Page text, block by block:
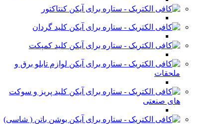
کنتاکتور
کلید گردان
کلید کمپکت
لوازم تابلو برق و
ملحقات
کلید پریز و سوکت
های صنعتی
بوشن باتن ( شاسی)